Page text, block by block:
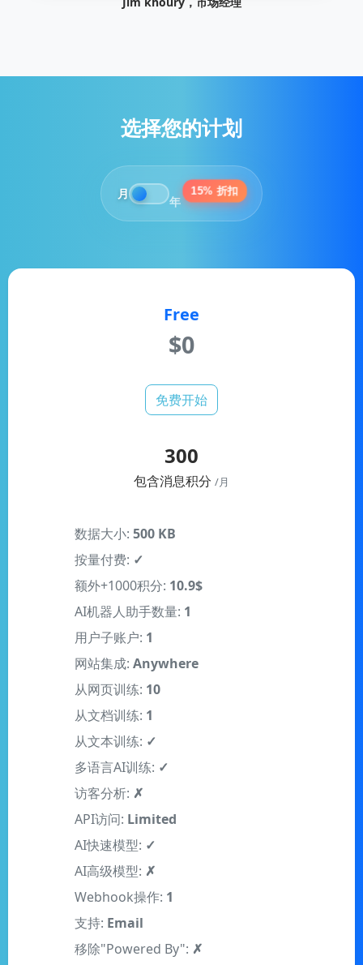
选择您的计划
月
年
15% 折扣
Free
$0
免费开始
300
包含消息积分 /月
数据大小: 500 KB
按量付费: ✓
额外+1000积分: 10.9$
AI机器人助手数量: 1
用户子账户: 1
网站集成: Anywhere
从网页训练: 10
从文档训练: 1
从文本训练: ✓
多语言AI训练: ✓
访客分析: ✗
API访问: Limited
AI快速模型: ✓
AI高级模型: ✗
Webhook操作: 1
支持: Email
移除"Powered By": ✗